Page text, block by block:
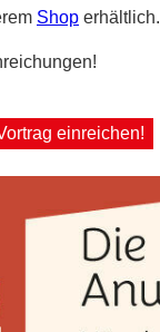
Shop erhältlich.
einreichen!